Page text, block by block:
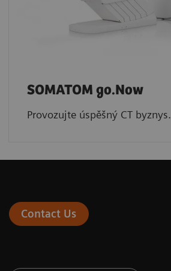
SOMATOM go.Now
Provozujte úspěšný CT byznys.
Contact Us